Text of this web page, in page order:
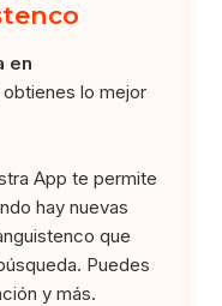
en
lo mejor
App te permite
hay nuevas
que
Puedes
y más.